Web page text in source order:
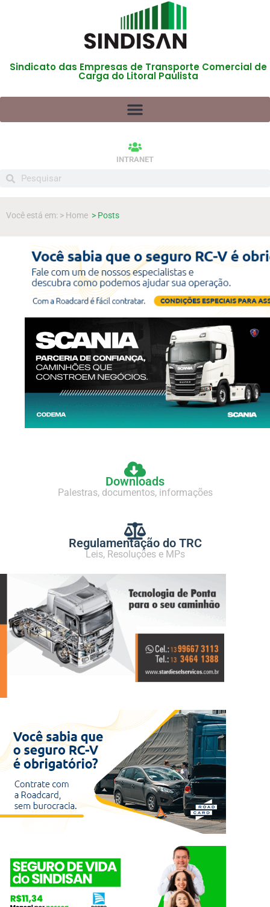
Sindicato das Empresas de Transporte Comercial de
Carga do Litoral Paulista
INTRANET
Você está em: > Home > Posts
Downloads
Palestras, documentos, informações
Regulamentação do TRC
Leis, Resoluções e MPs